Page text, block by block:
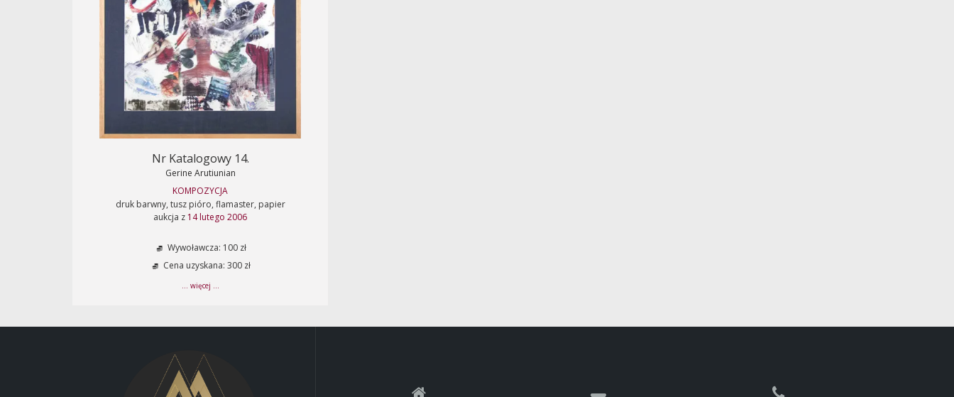
Nr Katalogowy 14.
Gerine Arutiunian
KOMPOZYCJA
druk barwny, tusz pióro, flamaster, papier
aukcja z 14 lutego 2006
Wywoławcza: 100 zł
Cena uzyskana: 300 zł
... więcej ...